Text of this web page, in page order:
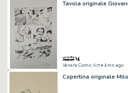
Venere Comic Art• 4mn ago